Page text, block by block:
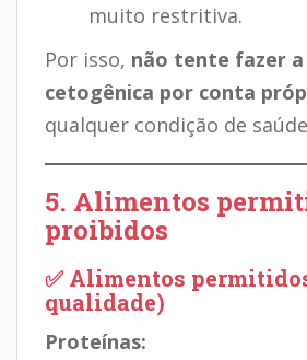
muito restritiva.
Por isso, não tente fazer
cetogênica por conta
qualquer condição de
5. Alimentos
proibidos
✅ Alimentos
qualidade)
Proteínas: